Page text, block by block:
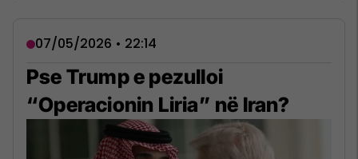
07/05/2026 • 22:14
Pse Trump e pezulloi
“Operacionin Liria” në Iran?